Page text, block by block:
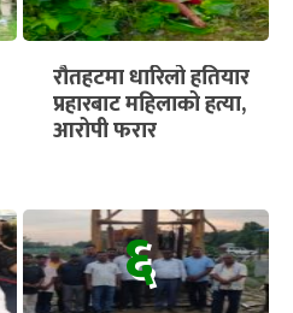
रौतहटमा धारिलो हतियार
प्रहारबाट महिलाको हत्या,
आरोपी फरार
६